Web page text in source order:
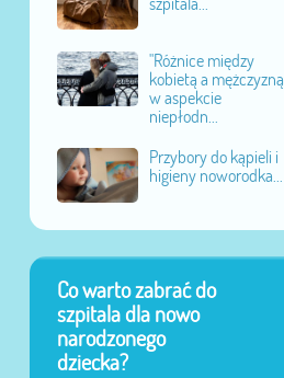
"Różnice między
kobietą a mężczyzną
w aspekcie
niepłodn...
Przybory do kąpieli i
higieny noworodka...
Co warto zabrać do
szpitala dla nowo
narodzonego
dziecka?